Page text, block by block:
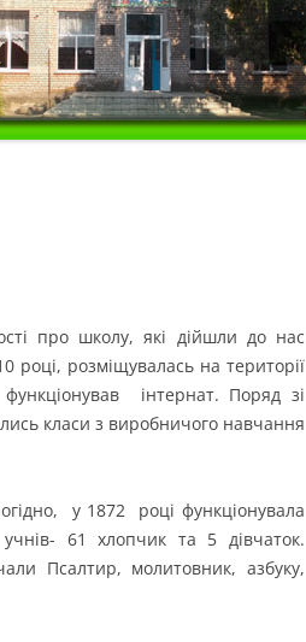
про школу, які дійшли до нас
розміщувалась на території
інтернат. Поряд зі
класи з виробничого навчання
у 1872 році функціонувала
61 хлопчик та 5 дівчаток.
Псалтир, молитовник, азбуку,